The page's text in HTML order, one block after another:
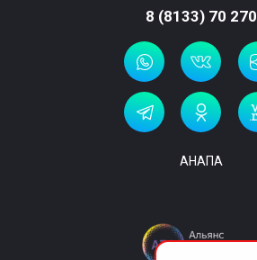
8 (8133) 70 270
АНАПА